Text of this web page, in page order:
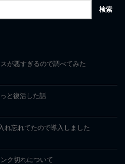
が悪すぎるので調べてみた
と復活した話
れ忘れてたので導入しました
ク切れについて